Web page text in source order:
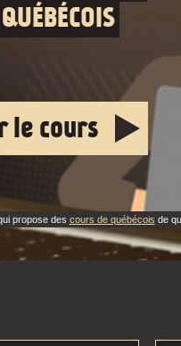
le cours
propose des cours de québécois de